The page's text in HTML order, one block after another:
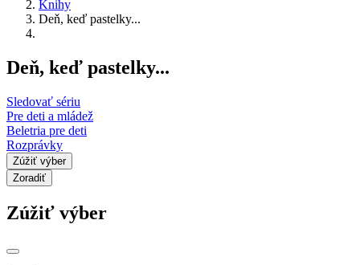
Knihy
Deň, keď pastelky...
Deň, keď pastelky...
Sledovať sériu
Pre deti a mládež
Beletria pre deti
Rozprávky
Zúžiť výber
Zoradiť
Zúžiť výber